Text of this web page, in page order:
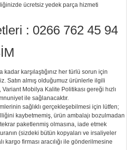
ücretsiz yedek parça hizmeti
: 0266 762 45 94
karşılaştığınız her türlü sorun için
Satın almış olduğumuz ürünlerle ilgili
Mobilya Kalite Politikası gereği hızlı
ile sağlanacaktır.
sağlıklı gerçekleşebilmesi için lütfen;
kaybetmemiş, ürün ambalajı bozulmadan
paketlenmiş olmasına, iade etmek
(sizdeki bütün kopyaları ve irsaliyeler
firması aracılığı ile gönderilmesine